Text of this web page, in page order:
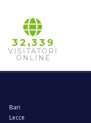
32 ,33 9
VISITATORI
ONLINE
Bari
Lecce